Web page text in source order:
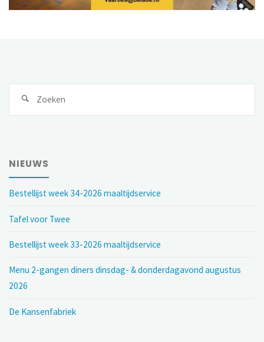
NIEUWS
Bestellijst week 34-2026 maaltijdservice
Tafel voor Twee
Bestellijst week 33-2026 maaltijdservice
Menu 2-gangen diners dinsdag- & donderdagavond augustus
2026
De Kansenfabriek